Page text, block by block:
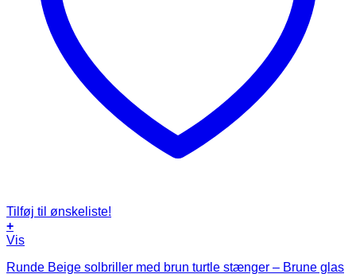
Tilføj til ønskeliste!
+
Vis
Runde Beige solbriller med brun turtle stænger – Brune glas